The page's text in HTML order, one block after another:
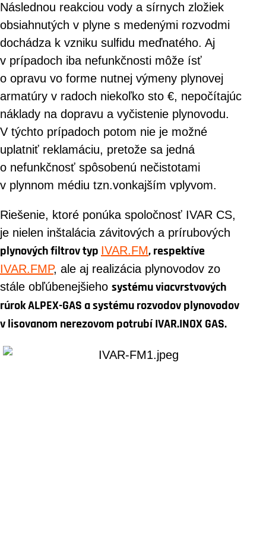
Následnou reakciou vody a sírnych zložiek
obsiahnutých v plyne s medenými rozvodmi
dochádza k vzniku sulfidu meďnatého. Aj
v prípadoch iba nefunkčnosti môže ísť
o opravu vo forme nutnej výmeny plynovej
armatúry v radoch niekoľko sto €, nepočítajúc
náklady na dopravu a vyčistenie plynovodu.
V týchto prípadoch potom nie je možné
uplatniť reklamáciu, pretože sa jedná
o nefunkčnosť spôsobenú nečistotami
v plynnom médiu tzn.vonkajším vplyvom.
Riešenie, ktoré ponúka spoločnosť IVAR CS,
je nielen inštalácia závitových a prírubových
plynových filtrov typ IVAR.FM, respektíve
IVAR.FMP, ale aj realizácia plynovodov zo
stále obľúbenejšieho systému viacvrstvových
rúrok ALPEX-GAS a systému rozvodov plynovodov
v lisovanom nerezovom potrubí IVAR.INOX GAS.